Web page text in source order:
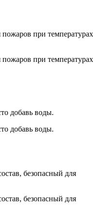
при температурах
при температурах
добавь воды.
добавь воды.
безопасный для
безопасный для